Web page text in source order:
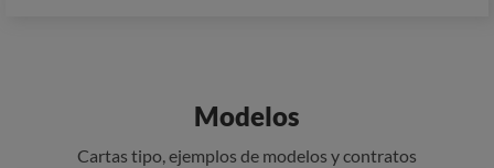
Modelos
Cartas tipo, ejemplos de modelos y contratos